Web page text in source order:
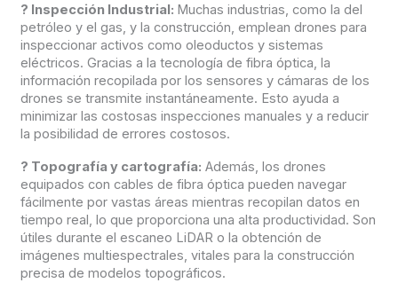
? Inspección Industrial: Muchas industrias, como la del
petróleo y el gas, y la construcción, emplean drones para
inspeccionar activos como oleoductos y sistemas
eléctricos. Gracias a la tecnología de fibra óptica, la
información recopilada por los sensores y cámaras de los
drones se transmite instantáneamente. Esto ayuda a
minimizar las costosas inspecciones manuales y a reducir
la posibilidad de errores costosos.
? Topografía y cartografía: Además, los drones
equipados con cables de fibra óptica pueden navegar
fácilmente por vastas áreas mientras recopilan datos en
tiempo real, lo que proporciona una alta productividad. Son
útiles durante el escaneo LiDAR o la obtención de
imágenes multiespectrales, vitales para la construcción
precisa de modelos topográficos.